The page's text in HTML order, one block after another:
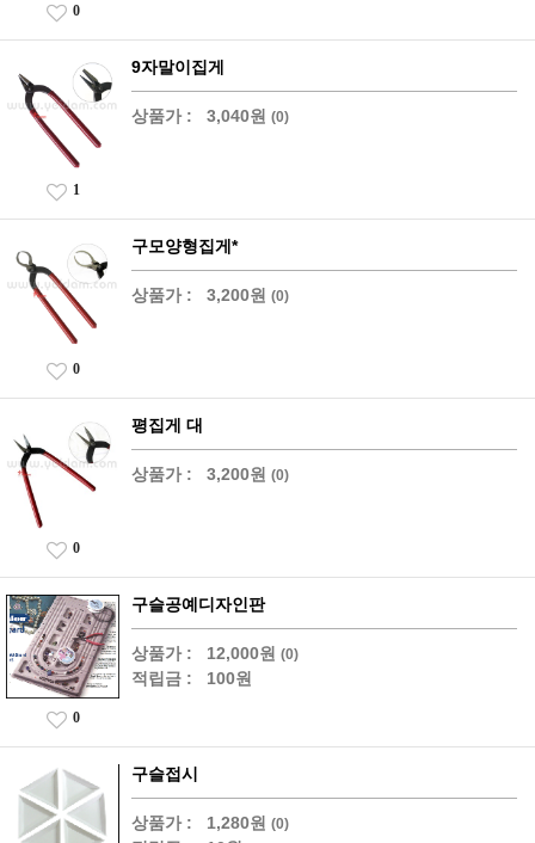
0
9자말이집게
상품가 : 3,040원 (0)
1
구모양형집게*
상품가 : 3,200원 (0)
0
평집게 대
상품가 : 3,200원 (0)
0
구슬공예디자인판
상품가 : 12,000원 (0)
적립금 : 100원
0
구슬접시
상품가 : 1,280원 (0)